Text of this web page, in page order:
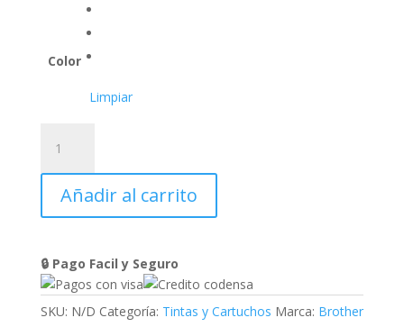
Color
Limpiar
BROTHER
BTD100
48,8ML
Añadir al carrito
🔒 Pago Facil y Seguro
SKU: N/D Categoría: Tintas y Cartuchos Marca: Brother